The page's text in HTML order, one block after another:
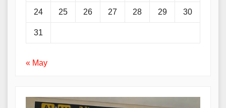
24 25 26 27 28 29 30
31
« May